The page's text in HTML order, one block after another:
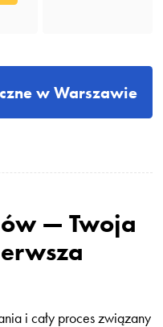
w Warszawie
— Twoja
i cały proces związany